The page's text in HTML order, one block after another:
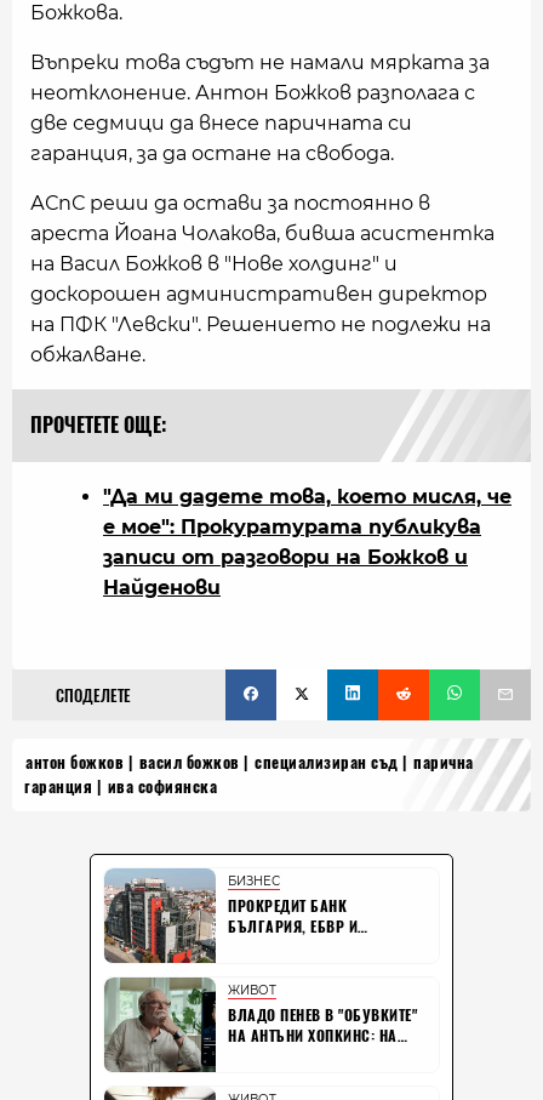
Божкова.
Въпреки това съдът не намали мярката за
неотклонение. Антон Божков разполага с
две седмици да внесе паричната си
гаранция, за да остане на свобода.
АСпС реши да остави за постоянно в
ареста Йоана Чолакова, бивша асистентка
на Васил Божков в "Нове холдинг" и
доскорошен административен директор
на ПФК "Левски". Решението не подлежи на
обжалване.
ПРОЧЕТЕТЕ ОЩЕ:
"Да ми дадете това, което мисля, че
е мое": Прокуратурата публикува
записи от разговори на Божков и
Найденови
СПОДЕЛЕТЕ
антон божков васил божков специализиран съд
парична
гаранция
ива софиянска